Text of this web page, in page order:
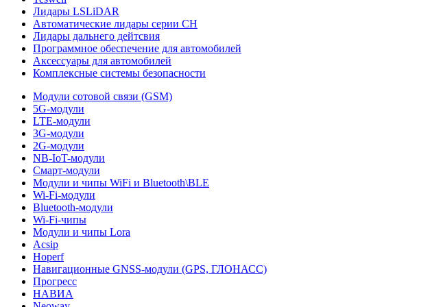
Лидары LSLiDAR
Автоматические лидары серии CH
Лидары дальнего дейтсвия
Программное обеспечение для автомобилей
Аксессуары для автомобилей
Комплексные системы безопасности
Модули сотовой связи (GSM)
5G-модули
LTE-модули
3G-модули
2G-модули
NB-IoT-модули
Смарт-модули
Модули и чипы WiFi и Bluetooth\BLE
Wi-Fi-модули
Bluetooth-модули
Wi-Fi-чипы
Модули и чипы Lora
Acsip
Hoperf
Навигационные GNSS-модули (GPS, ГЛОНАСС)
Прогресс
НАВИА